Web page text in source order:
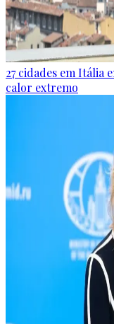
27 cidades em Itália
calor extremo